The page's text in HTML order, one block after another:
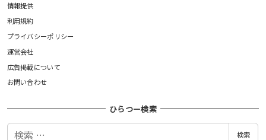
情報提供
利用規約
プライバシーポリシー
運営会社
広告掲載について
お問い合わせ
ひらつー検索
検
検索